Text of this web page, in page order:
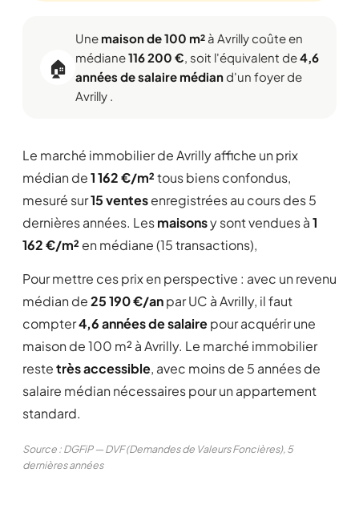
🏠
Une maison de 100 m² à Avrilly coûte en
médiane116 200 €, soit l'équivalent de4,6
années de salaire médiand'un foyer de
Avrilly .
Le marché immobilier de Avrilly affiche un prix
médian de1 162 €/m²tous biens confondus,
mesuré sur15 ventesenregistrées au cours des 5
dernières années. Lesmaisonsy sont vendues à1
162 €/m² en médiane (15 transactions),
Pour mettre ces prix en perspective : avec un revenu
médian de25 190 €/anpar UC à Avrilly, il faut
compter4,6 années de salairepour acquérir une
maison de 100 m² à Avrilly. Le marché immobilier
restetrès accessible, avec moins de 5 années de
salaire médian nécessaires pour un appartement
standard.
Source : DGFiP — DVF (Demandes de Valeurs Foncières), 5
dernières années